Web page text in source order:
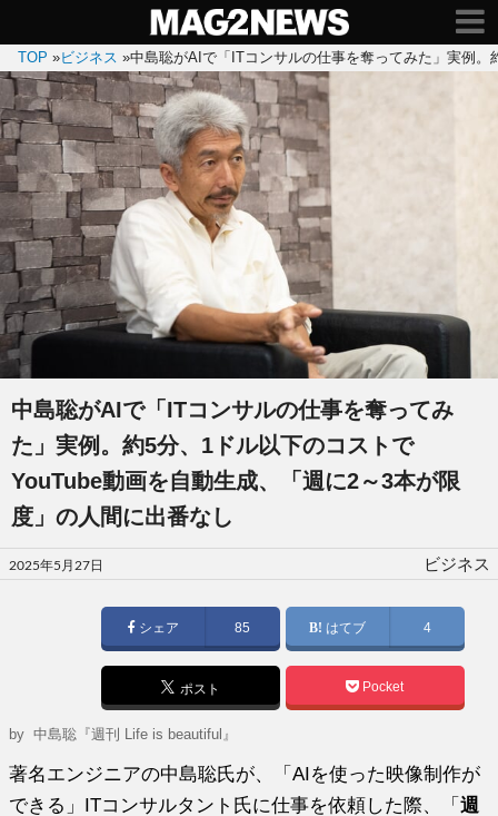
TOP »ビジネス »中島聡がAIで「ITコンサルの仕事を奪ってみた」実例
中島聡がAIで「ITコンサルの仕事を奪ってみ
た」実例。約5分、1ドル以下のコストで
YouTube動画を自動生成、「週に2～3本が限
度」の人間に出番なし
投
稿
2025年5月27日 ビジネス
シェア 85 はてブ 4
ポスト Pocket
by中島聡『週刊 Life is beautiful』
著名エンジニアの中島聡氏が、「AIを使った映像制作が
できる」ITコンサルタント氏に仕事を依頼した際、「週